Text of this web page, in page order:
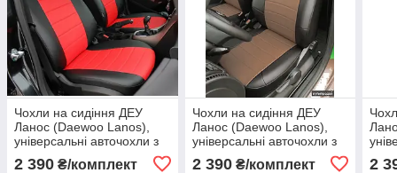
Чохли на сидіння ДЕУ
Ланос (Daewoo Lanos),
універсальні авточохли з
екошкіри в Україні Чорно-
червоний
2 390 ₴/комплект
Чохли на сидіння ДЕУ
Ланос (Daewoo Lanos),
універсальні авточохли з
екошкіри в Україні Чорно-
коричневий
2 390₴/комплект 2